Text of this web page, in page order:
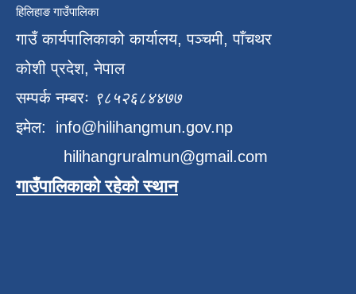
हिलिहाङ गाउँपालिका
गाउँ कार्यपालिकाको कार्यालय, पञ्चमी, पाँचथर
कोशी प्रदेश, नेपाल
सम्पर्क नम्बरः ९८५२६८४४७७
इमेल: info@hilihangmun.gov.np
hilihangruralmun@gmail.com
गाउँपालिकाको रहेको स्थान